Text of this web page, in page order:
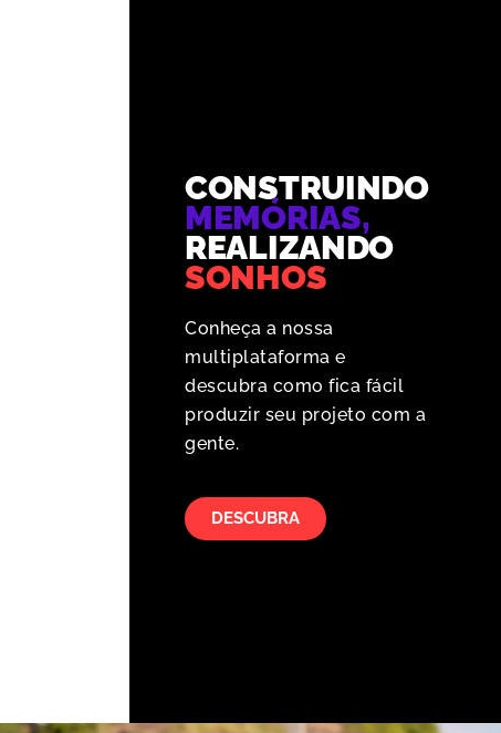
CONSTRUINDO
MEMÓRIAS,
REALIZANDO
SONHOS
Conheça a nossa
multiplataforma e
descubra como fica fácil
produzir seu projeto com a
gente.
DESCUBRA